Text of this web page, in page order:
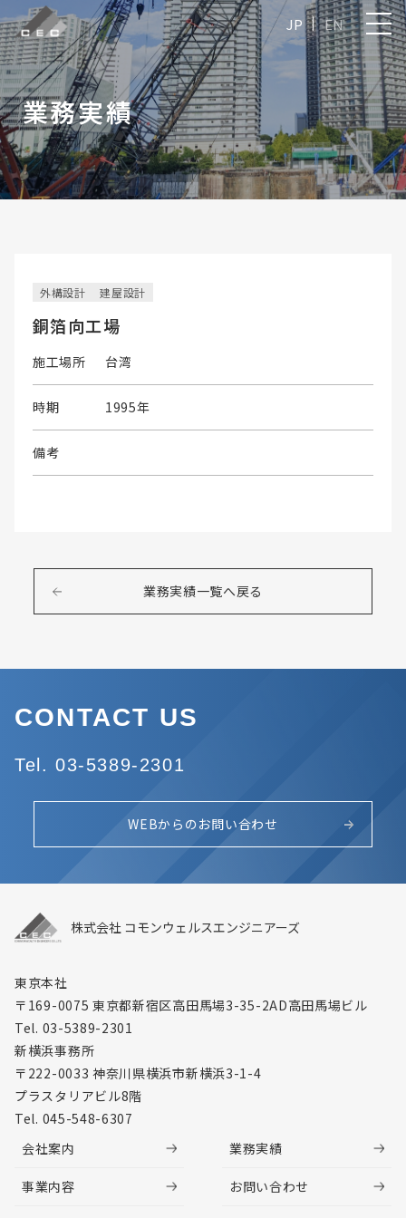
EN
JP
業務実績
外構設計 建屋設計
銅箔向工場
施工場所 台湾
時期 1995年
備考
業務実績一覧へ戻る
CONTACT US
Tel. 03-5389-2301
WEBからのお問い合わせ
株式会社 コモンウェルスエンジニアーズ
東京本社
〒169-0075 東京都新宿区高田馬場3-35-2AD高田馬場ビル
Tel. 03-5389-2301
新横浜事務所
〒222-0033 神奈川県横浜市新横浜3-1-4
プラスタリアビル8階
Tel. 045-548-6307
会社案内
事業内容
業務実績
お問い合わせ